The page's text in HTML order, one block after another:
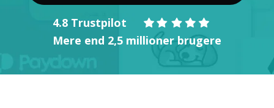
4.8 Trustpilot
Mere end 2,5 millioner brugere